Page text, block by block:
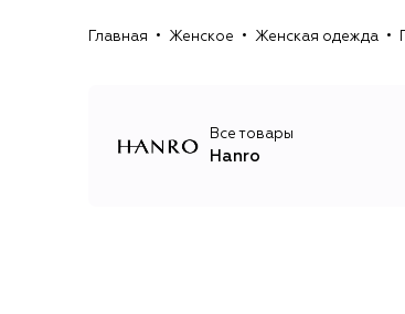
Главная Женское Женская одежда
Все товары
Hanro